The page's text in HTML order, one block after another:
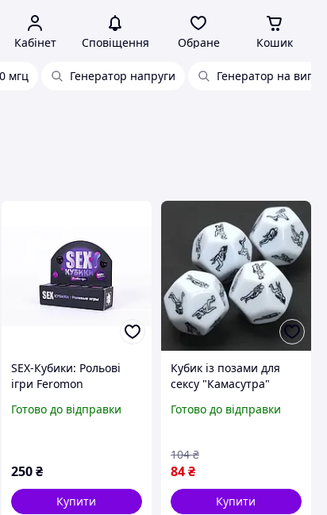
Кабінет Сповіщення Обране Кошик
мгц Генератор напруги Генератор на
SEX-Кубики: Рольові
ігри Feromon
Готово до відправки
250 ₴
Купити
Кубик із позами для
сексу "Камасутра"
Готово до відправки
84₴
104 ₴
Купити